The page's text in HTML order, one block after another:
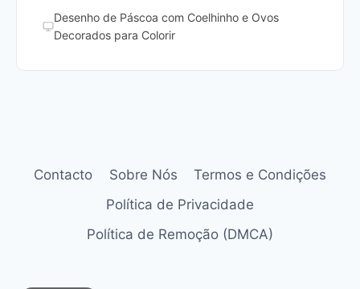
Desenho de Páscoa com Coelhinho e Ovos
Decorados para Colorir
Contacto Sobre Nós
Termos e Condições
Política de Privacidade
Política de Remoção (DMCA)